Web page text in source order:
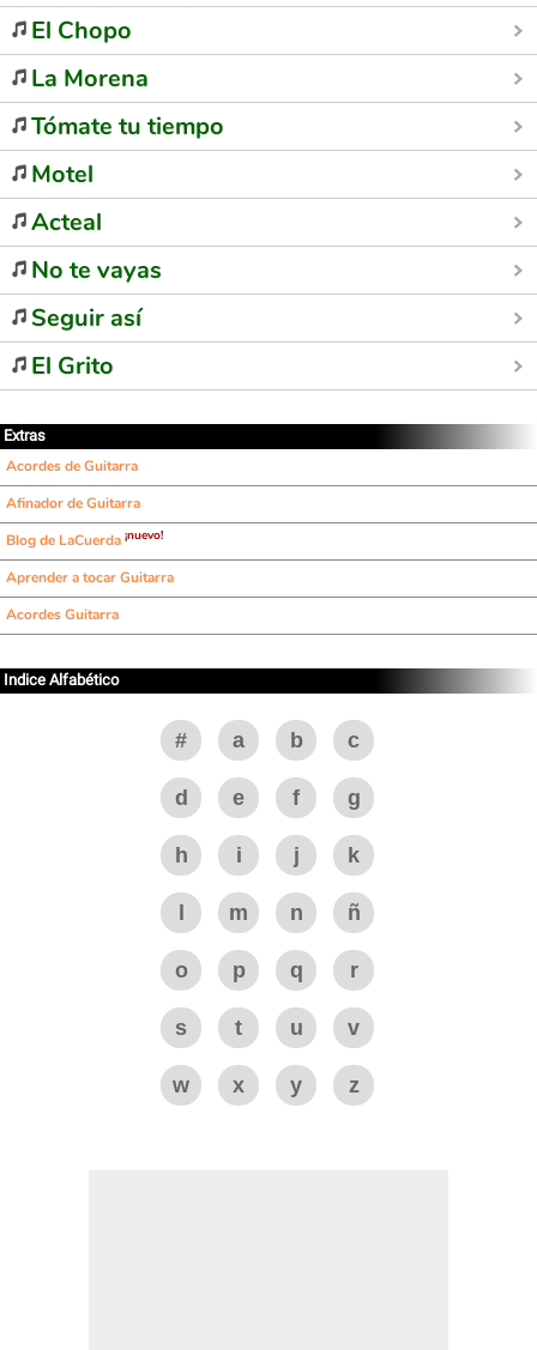
El Chopo
La Morena
Tómate tu tiempo
Motel
Acteal
No te vayas
Seguir así
El Grito
Extras
Acordes de Guitarra
Afinador de Guitarra
Blog de LaCuerda ¡nuevo!
Aprender a tocar Guitarra
Acordes Guitarra
Indice Alfabético
# a b c
d e f g
h i j k
m n ñ
o p q r
s t u v
w x y z